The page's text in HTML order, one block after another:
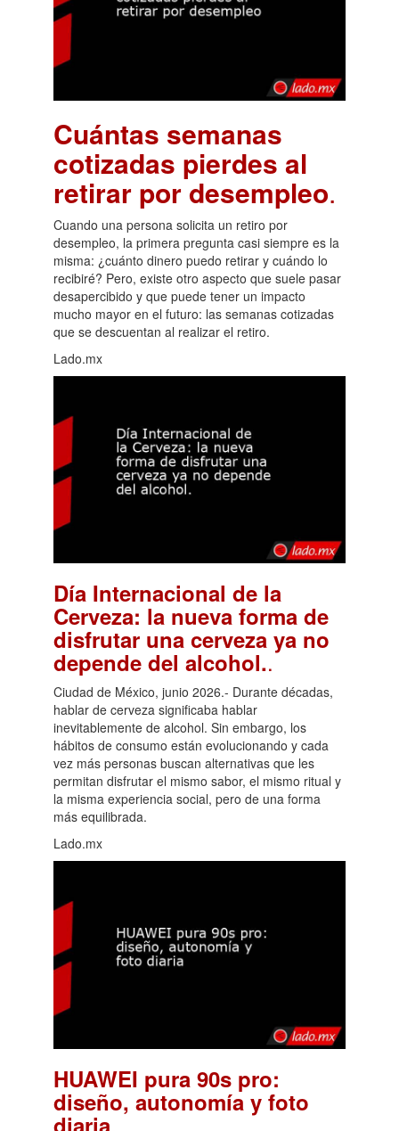
Cuántas semanas
cotizadas pierdes al
retirar por desempleo.
Cuando una persona solicita un retiro por
desempleo, la primera pregunta casi siempre es la
misma: ¿cuánto dinero puedo retirar y cuándo lo
recibiré? Pero, existe otro aspecto que suele pasar
desapercibido y que puede tener un impacto
mucho mayor en el futuro: las semanas cotizadas
que se descuentan al realizar el retiro.
Lado.mx
Día Internacional de la
Cerveza: la nueva forma de
disfrutar una cerveza ya no
depende del alcohol..
Ciudad de México, junio 2026.- Durante décadas,
hablar de cerveza significaba hablar
inevitablemente de alcohol. Sin embargo, los
hábitos de consumo están evolucionando y cada
vez más personas buscan alternativas que les
permitan disfrutar el mismo sabor, el mismo ritual y
la misma experiencia social, pero de una forma
más equilibrada.
Lado.mx
HUAWEI pura 90s pro:
diseño, autonomía y foto
.